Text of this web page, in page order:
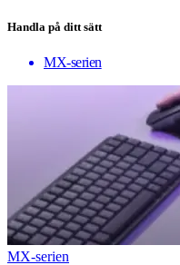
Handla på ditt sätt
MX-serien
MX-serien